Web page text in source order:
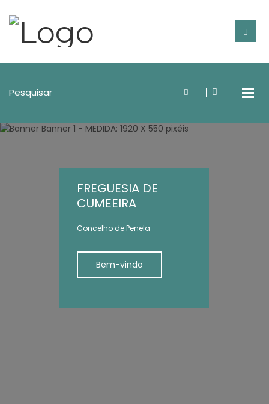
FREGUESIA DE
CUMEEIRA
Concelho de Penela
Bem-vindo